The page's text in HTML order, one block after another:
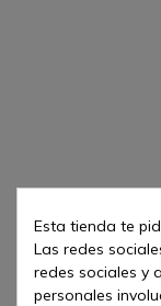
Esta tienda te
Las redes
redes sociales y
personales